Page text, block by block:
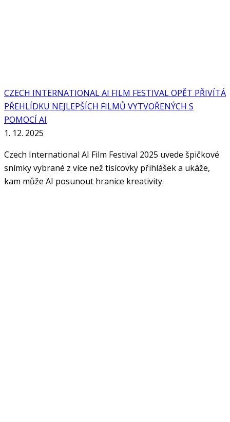
CZECH INTERNATIONAL AI FILM FESTIVAL OPĚT PŘIVÍTÁ
PŘEHLÍDKU NEJLEPŠÍCH FILMŮ VYTVOŘENÝCH S
POMOCÍ AI
1. 12. 2025
Czech International AI Film Festival 2025 uvede špičkové
snímky vybrané z více než tisícovky přihlášek a ukáže,
kam může AI posunout hranice kreativity.